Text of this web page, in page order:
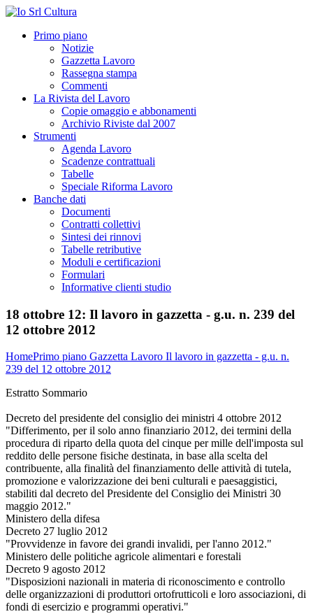
Primo piano
Notizie
Gazzetta Lavoro
Rassegna stampa
Commenti
La Rivista del Lavoro
Copie omaggio e abbonamenti
Archivio Riviste dal 2007
Strumenti
Agenda Lavoro
Scadenze contrattuali
Tabelle
Speciale Riforma Lavoro
Banche dati
Documenti
Contratti collettivi
Sintesi dei rinnovi
Tabelle retributive
Moduli e certificazioni
Formulari
Informative clienti studio
18 ottobre 12: Il lavoro in gazzetta - g.u. n. 239 del
12 ottobre 2012
HomePrimo piano Gazzetta Lavoro Il lavoro in gazzetta - g.u. n.
239 del 12 ottobre 2012
Estratto Sommario
Decreto del presidente del consiglio dei ministri 4 ottobre 2012
"Differimento, per il solo anno finanziario 2012, dei termini della
procedura di riparto della quota del cinque per mille dell'imposta sul
reddito delle persone fisiche destinata, in base alla scelta del
contribuente, alla finalità del finanziamento delle attività di tutela,
promozione e valorizzazione dei beni culturali e paesaggistici,
stabiliti dal decreto del Presidente del Consiglio dei Ministri 30
maggio 2012."
Ministero della difesa
Decreto 27 luglio 2012
"Provvidenze in favore dei grandi invalidi, per l'anno 2012."
Ministero delle politiche agricole alimentari e forestali
Decreto 9 agosto 2012
"Disposizioni nazionali in materia di riconoscimento e controllo
delle organizzazioni di produttori ortofrutticoli e loro associazioni, di
fondi di esercizio e programmi operativi."